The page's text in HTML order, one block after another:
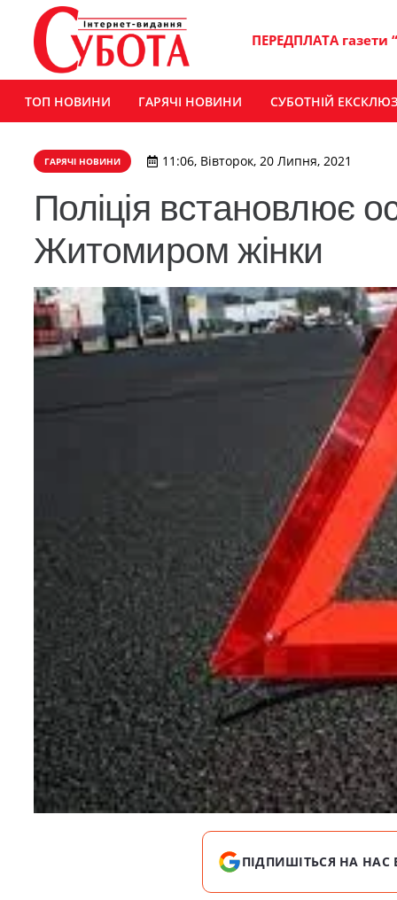
ПЕРЕДПЛАТА газети
ТОП НОВИНИ ГАРЯЧІ НОВИНИ СУБОТНІЙ
ГАРЯЧІ НОВИНИ 11:06, Вівторок, 20 Липня, 2021
Поліція встановлює
Житомиром жінки
ПІДПИШІТЬСЯ НА НАС В